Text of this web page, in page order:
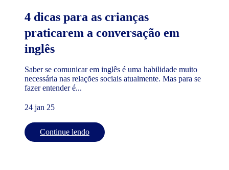
4 dicas para as crianças
praticarem a conversação em
inglês
Saber se comunicar em inglês é uma habilidade muito
necessária nas relações sociais atualmente. Mas para se
fazer entender é...
24 jan 25
Continue lendo